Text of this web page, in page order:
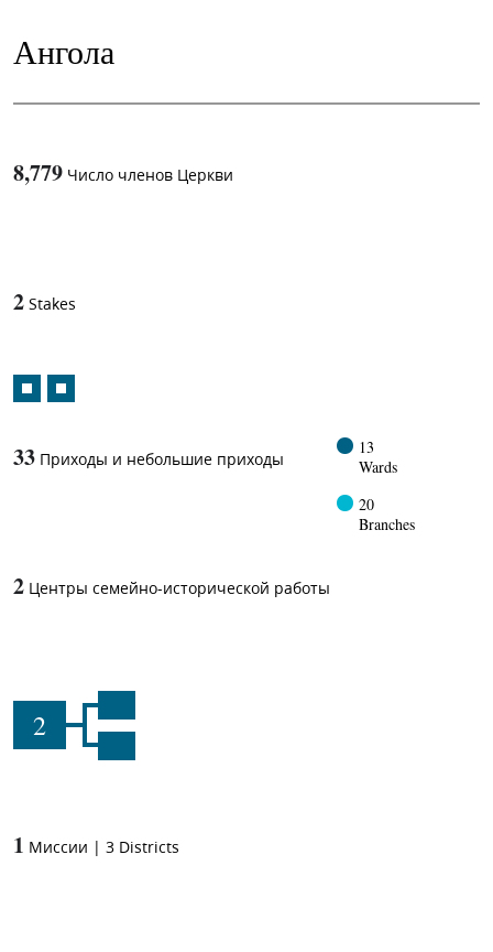
Ангола
8,779 Число членов Церкви
2 Stakes
33 Приходы и небольшие приходы
13
Wards
20
Branches
2 Центры семейно-исторической работы
2
1 Миссии | 3 Districts